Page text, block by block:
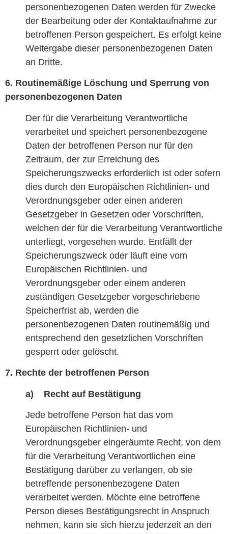
personenbezogenen Daten werden für Zwecke
der Bearbeitung oder der Kontaktaufnahme zur
betroffenen Person gespeichert. Es erfolgt keine
Weitergabe dieser personenbezogenen Daten
an Dritte.
6. Routinemäßige Löschung und Sperrung von
personenbezogenen Daten
Der für die Verarbeitung Verantwortliche
verarbeitet und speichert personenbezogene
Daten der betroffenen Person nur für den
Zeitraum, der zur Erreichung des
Speicherungszwecks erforderlich ist oder sofern
dies durch den Europäischen Richtlinien- und
Verordnungsgeber oder einen anderen
Gesetzgeber in Gesetzen oder Vorschriften,
welchen der für die Verarbeitung Verantwortliche
unterliegt, vorgesehen wurde. Entfällt der
Speicherungszweck oder läuft eine vom
Europäischen Richtlinien- und
Verordnungsgeber oder einem anderen
zuständigen Gesetzgeber vorgeschriebene
Speicherfrist ab, werden die
personenbezogenen Daten routinemäßig und
entsprechend den gesetzlichen Vorschriften
gesperrt oder gelöscht.
7. Rechte der betroffenen Person
a) Recht auf Bestätigung
Jede betroffene Person hat das vom
Europäischen Richtlinien- und
Verordnungsgeber eingeräumte Recht, von dem
für die Verarbeitung Verantwortlichen eine
Bestätigung darüber zu verlangen, ob sie
betreffende personenbezogene Daten
verarbeitet werden. Möchte eine betroffene
Person dieses Bestätigungsrecht in Anspruch
nehmen, kann sie sich hierzu jederzeit an den